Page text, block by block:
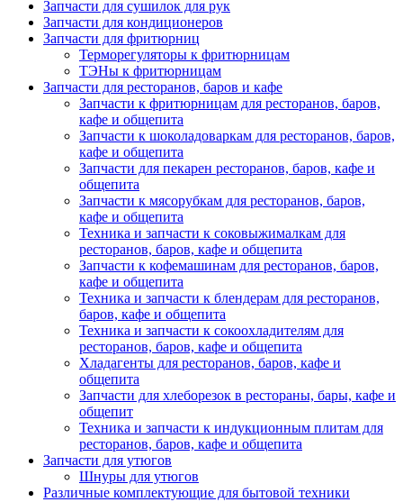
Запчасти для сушилок для рук
Запчасти для кондиционеров
Запчасти для фритюрниц
Терморегуляторы к фритюрницам
ТЭНы к фритюрницам
Запчасти для ресторанов, баров и кафе
Запчасти к фритюрницам для ресторанов, баров,
кафе и общепита
Запчасти к шоколадоваркам для ресторанов, баров,
кафе и общепита
Запчасти для пекарен ресторанов, баров, кафе и
общепита
Запчасти к мясорубкам для ресторанов, баров,
кафе и общепита
Техника и запчасти к соковыжималкам для
ресторанов, баров, кафе и общепита
Запчасти к кофемашинам для ресторанов, баров,
кафе и общепита
Техника и запчасти к блендерам для ресторанов,
баров, кафе и общепита
Техника и запчасти к сокоохладителям для
ресторанов, баров, кафе и общепита
Хладагенты для ресторанов, баров, кафе и
общепита
Запчасти для хлеборезок в рестораны, бары, кафе и
общепит
Техника и запчасти к индукционным плитам для
ресторанов, баров, кафе и общепита
Запчасти для утюгов
Шнуры для утюгов
Различные комплектующие для бытовой техники